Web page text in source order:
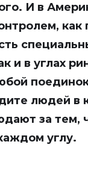
И в
и в углах
людей в
за тем,
углу.